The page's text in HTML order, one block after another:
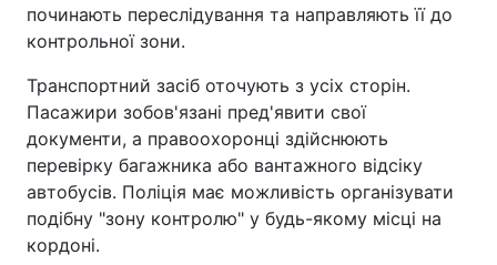
починають переслідування та направляють її до
контрольної зони.
Транспортний засіб оточують з усіх сторін.
Пасажири зобов'язані пред'явити свої
документи, а правоохоронці здійснюють
перевірку багажника або вантажного відсіку
автобусів. Поліція має можливість організувати
подібну "зону контролю" у будь-якому місці на
кордоні.